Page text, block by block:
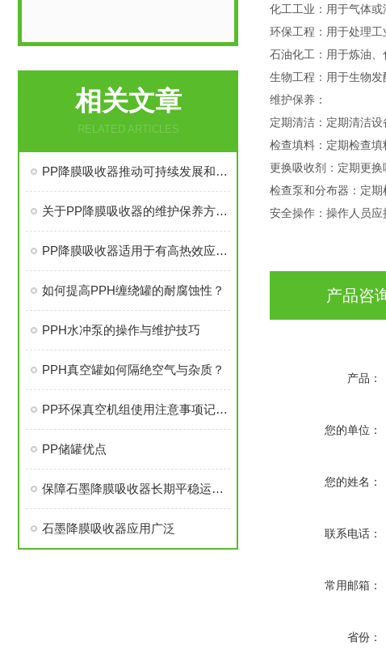
相关文章
RELATED ARTICLES
PP降膜吸收器推动可持续发展和环境保护的目标
关于PP降膜吸收器的维护保养方法尽在本篇
PP降膜吸收器适用于有高热效应的吸收过程
如何提高PPH缠绕罐的耐腐蚀性？
PPH水冲泵的操作与维护技巧
PPH真空罐如何隔绝空气与杂质？
PP环保真空机组使用注意事项记得别忘了
PP储罐优点
保障石墨降膜吸收器长期平稳运行的策略
石墨降膜吸收器应用广泛
化工工业：用于气体或
环保工程：用于处理工
石油化工：用于炼油、
生物工程：用于生物发
维护保养：
定期清洁：定期清洁设
检查填料：定期检查填
更换吸收剂：定期更换
检查泵和分布器：定期
安全操作：操作人员应
产品咨
产品：
您的单位：
您的姓名：
联系电话：
常用邮箱：
省份：